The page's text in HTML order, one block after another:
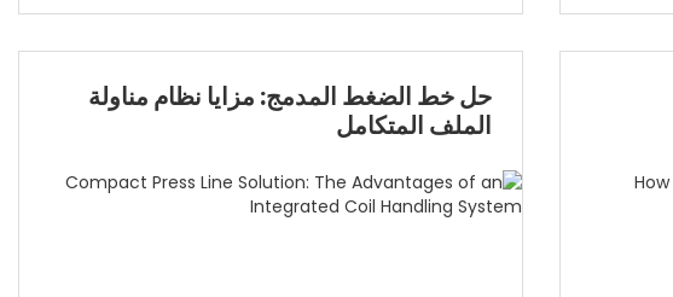
حل خط الضغط المدمج: مزايا نظام مناولة
الملف المتكامل